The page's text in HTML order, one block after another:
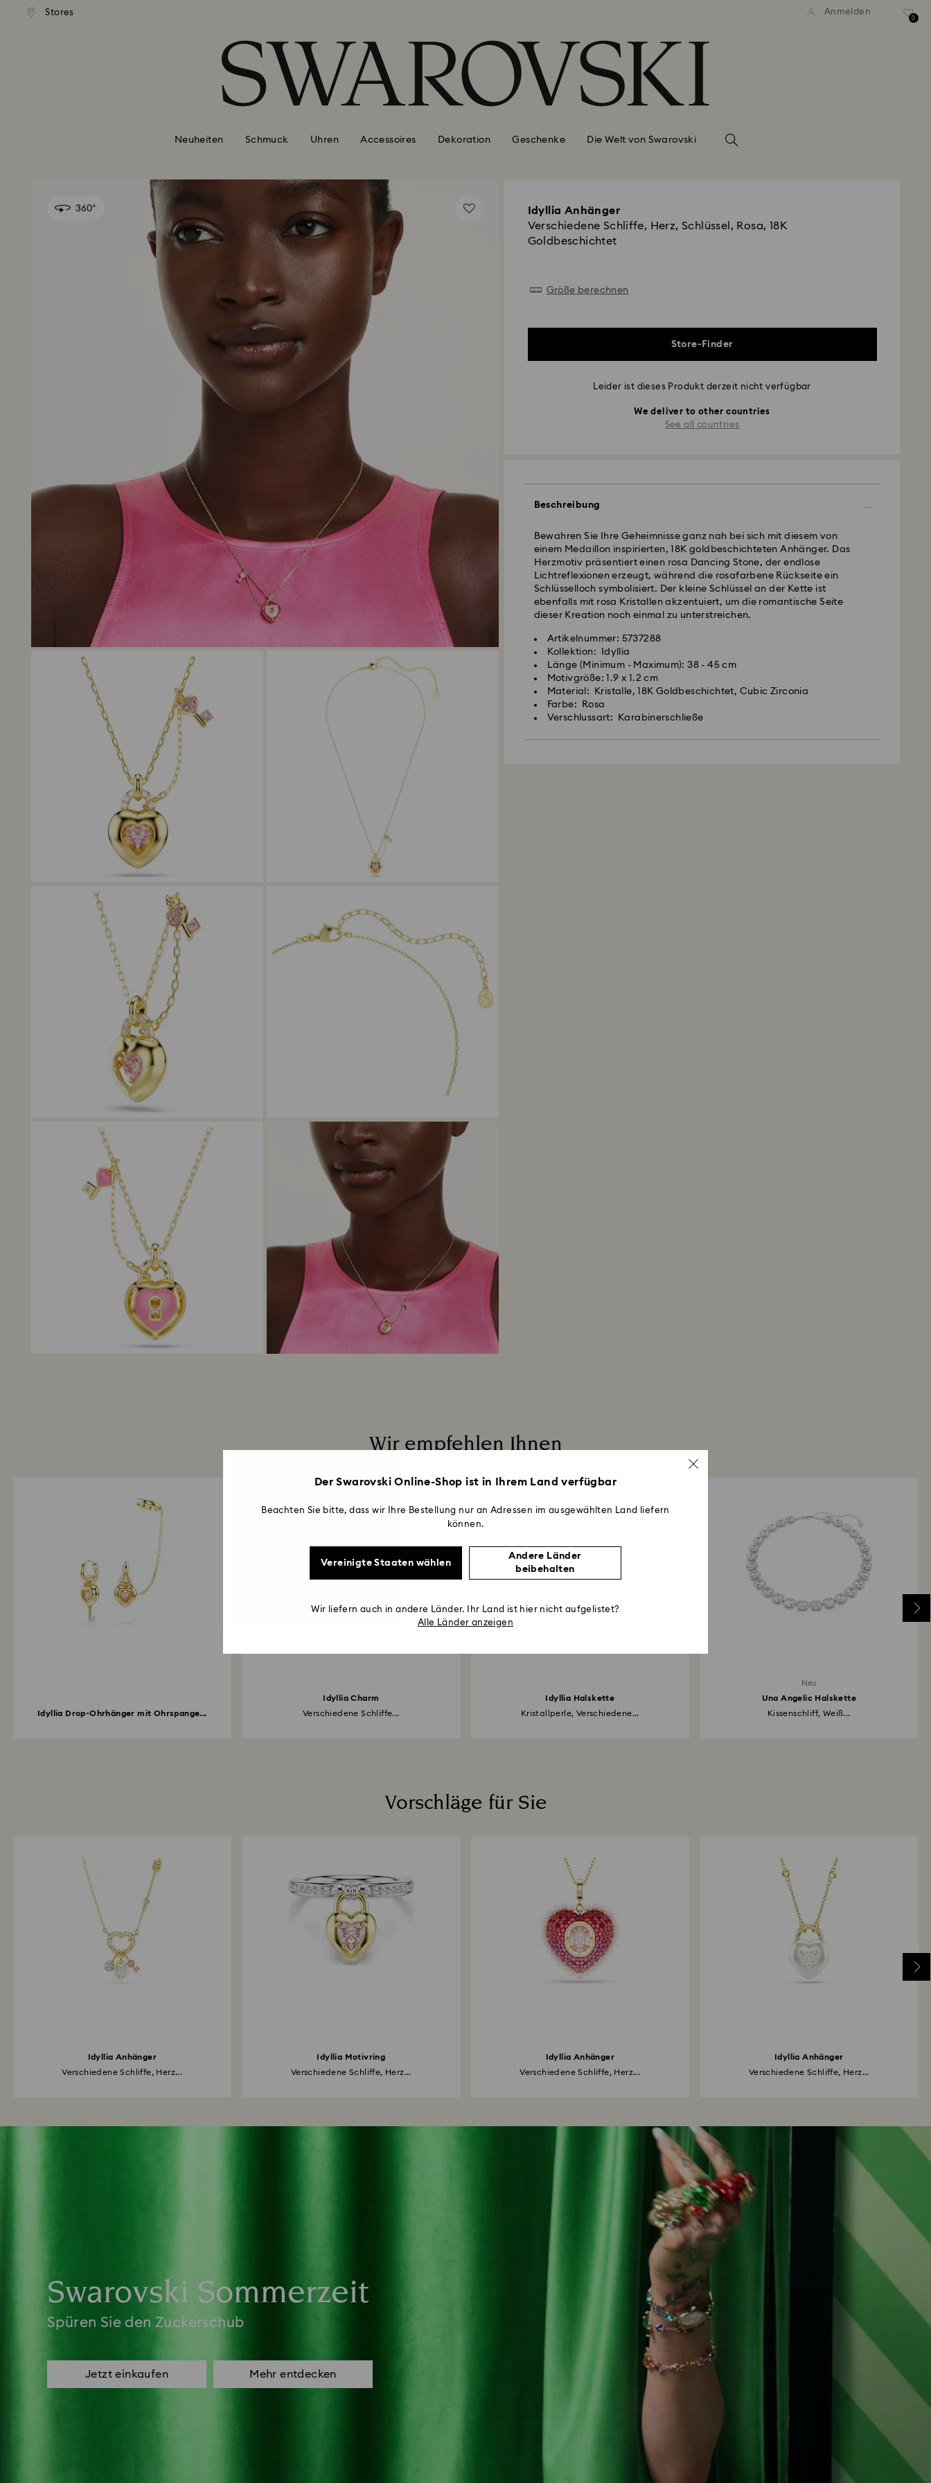
Liste Tastaturkürzel
Stores Anmelden
0
Neuheiten Schmuck Uhren Accessoires Dekoration Geschenke Die Welt von Swarovski
Idyllia Anhänger
Verschiedene Schliffe, Herz, Schlüssel, Rosa, 18K
Goldbeschichtet
Größe berechnen
Store-Finder
Leider ist dieses Produkt derzeit nicht verfügbar
We deliver to other countries
See all countries
Beschreibung
Bewahren Sie Ihre Geheimnisse ganz nah bei sich mit diesem von
einem Medaillon inspirierten, 18K goldbeschichteten Anhänger. Das
Herzmotiv präsentiert einen rosa Dancing Stone, der endlose
Lichtreflexionen erzeugt, während die rosafarbene Rückseite ein
Schlüsselloch symbolisiert. Der kleine Schlüssel an der Kette ist
ebenfalls mit rosa Kristallen akzentuiert, um die romantische Seite
dieser Kreation noch einmal zu unterstreichen.
Artikelnummer: 5737288
Kollektion: Idyllia
Länge (Minimum - Maximum): 38 - 45 cm
Motivgröße: 1.9 x 1.2 cm
Material: Kristalle, 18K Goldbeschichtet, Cubic Zirconia
Farbe: Rosa
Verschlussart: Karabinerschließe
Wir empfehlen Ihnen
Idyllia Drop-Ohrhänger mit Ohrspange...
Idyllia Charm
Verschiedene Schliffe...
Idyllia Halskette
Kristallperle, Verschiedene...
Neu
Una Angelic Halskette
Kissenschliff, Weiß...
Vorschläge für Sie
Idyllia Anhänger
Verschiedene Schliffe, Herz...
Idyllia Motivring
Verschiedene Schliffe, Herz...
Idyllia Anhänger
Verschiedene Schliffe, Herz...
Idyllia Anhänger
Verschiedene Schliffe, Herz...
Swarovski Sommerzeit
Spüren Sie den Zuckerschub
Jetzt einkaufen Mehr entdecken
Der Swarovski Online-Shop ist in Ihrem Land verfügbar
Beachten Sie bitte, dass wir Ihre Bestellung nur an Adressen im ausgewählten Land liefern
können.
Vereinigte Staaten wählen
Andere Länder
beibehalten
Wir liefern auch in andere Länder. Ihr Land ist hier nicht aufgelistet?
Alle Länder anzeigen